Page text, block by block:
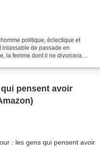
politique, éclectique et
inlassable de passade en
la femme dont il ne divorcera
pensent avoir